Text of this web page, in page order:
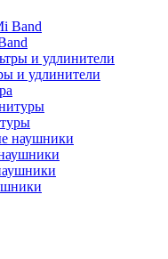
и удлинители